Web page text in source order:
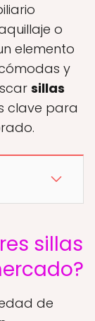
o
elemento
y
sillas
clave para
sillas
de